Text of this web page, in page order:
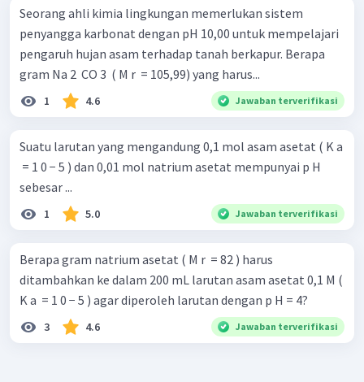
Seorang ahli kimia lingkungan memerlukan sistem
penyangga karbonat dengan pH 10,00 untuk mempelajari
pengaruh hujan asam terhadap tanah berkapur. Berapa
gram Na 2 ​ CO 3 ​ ( M r ​ = 105,99) yang harus...
1 4.6 Jawaban terverifikasi
Suatu larutan yang mengandung 0,1 mol asam asetat ( K a
​ = 1 0 − 5 ) dan 0,01 mol natrium asetat mempunyai p H
sebesar ...
1 5.0 Jawaban terverifikasi
Berapa gram natrium asetat ( M r ​ = 82 ) harus
ditambahkan ke dalam 200 mL larutan asam asetat 0,1 M (
K a ​ = 1 0 − 5 ) agar diperoleh larutan dengan p H = 4?
3 4.6 Jawaban terverifikasi